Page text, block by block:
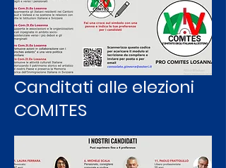
Canditati alle elezioni
COMITES